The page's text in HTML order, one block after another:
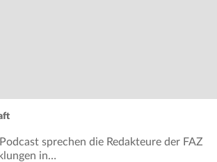
sprechen die Redakteure der FAZ
in…